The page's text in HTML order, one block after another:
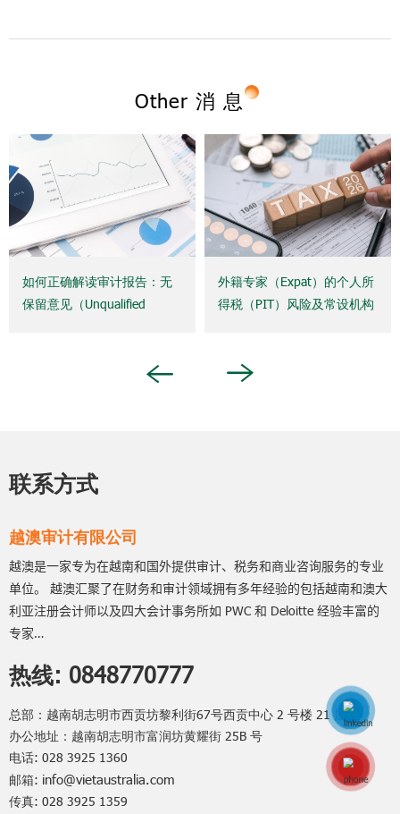
Other 消 息
Previous
如何正确解读审计报告：无
保留意见（Unqualified
外籍专家（Expat）的个人所
得税（PIT）风险及常设机构
企业必须了解的重要事项
Next
联系方式
越澳审计有限公司
越澳是一家专为在越南和国外提供审计、税务和商业咨询服务的专业
单位。
越澳汇聚了在财务和审计领域拥有多年经验的包括越南和澳大
利亚注册会计师以及四大会计事务所如 PWC 和 Deloitte 经验丰富的
专家…
热线: 0848770777
总部：越南胡志明市西贡坊黎利街67号西贡中心 2 号楼 21 层
办公地址：越南胡志明市富润坊黄耀街 25B 号
电话: 028 3925 1360
邮箱: info@vietaustralia.com
传真: 028 3925 1359
Hotline: